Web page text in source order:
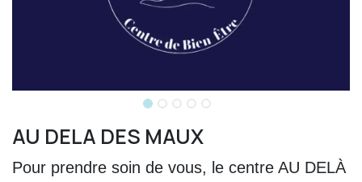
AU DELA DES MAUX
Pour prendre soin de vous, le centre AU DELÀ